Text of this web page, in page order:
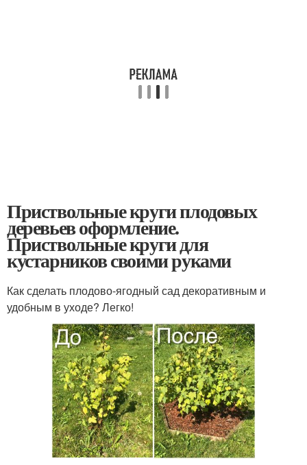
Приствольные круги плодовых
деревьев оформление.
Приствольные круги для
кустарников своими руками
Как сделать плодово-ягодный сад декоративным и
удобным в уходе? Легко!